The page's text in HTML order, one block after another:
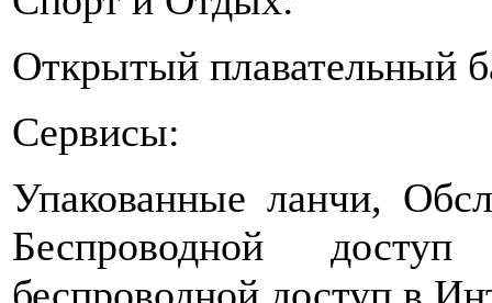
Открытый плавательный
Сервисы:
Упакованные ланчи,
Беспроводной